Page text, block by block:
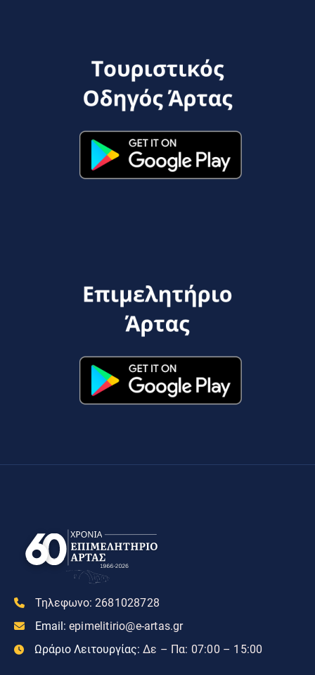
Τηλεφωνο: 2681028728
Email: epimelitirio@e-artas.gr
Ωράριο Λειτουργίας: Δε – Πα: 07:00 – 15:00